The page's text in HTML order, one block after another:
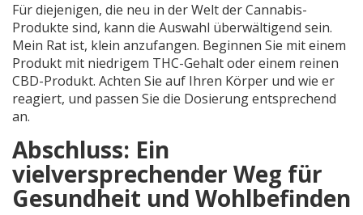
Für diejenigen, die neu in der Welt der Cannabis-
Produkte sind, kann die Auswahl überwältigend sein.
Mein Rat ist, klein anzufangen. Beginnen Sie mit einem
Produkt mit niedrigem THC-Gehalt oder einem reinen
CBD-Produkt. Achten Sie auf Ihren Körper und wie er
reagiert, und passen Sie die Dosierung entsprechend
an.
Abschluss: Ein
vielversprechender Weg für
Gesundheit und Wohlbefinden